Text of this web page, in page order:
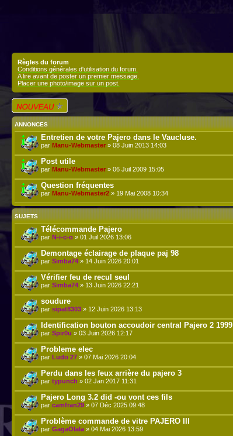
Règles du forum
Conditions générales d'utilisation du forum.
A lire avant de poster un premier message.
Placer une photo/image sur un post.
Écrire un nouveau
sujet
ANNONCES
Entretien de votre Pajero dans le Vaucluse.
par Manu-Webmaster » 08 Juin 2013 14:03
Post utile
par Manu-Webmaster » 06 Juil 2009 15:05
Question fréquentes
par Manu-Webmaster2 » 19 Mai 2008 10:34
SUJETS
Télécommande Pajero
par N-i-c-o » 01 Juil 2026 13:06
Demontage éclairage de plaque paj 98
par Simba74 » 14 Juin 2026 20:01
Vérifier feu de recul seul
par Simba74 » 13 Juin 2026 22:21
soudure
par sipat8303 » 12 Juin 2026 13:13
Identification bouton accoudoir central Pajero 2 1999
par Spir0u » 03 Juin 2026 12:17
Probleme elec
par Ludo 27 » 07 Mai 2026 20:04
Perdu dans les feux arrière du pajero 3
par typunch » 02 Jan 2017 11:31
Pajero Long 3.2 did -ou vont ces fils
par camfran29 » 07 Déc 2025 09:48
Problème commande de vitre PAJERO III
par GagaOlala » 04 Mai 2026 13:59